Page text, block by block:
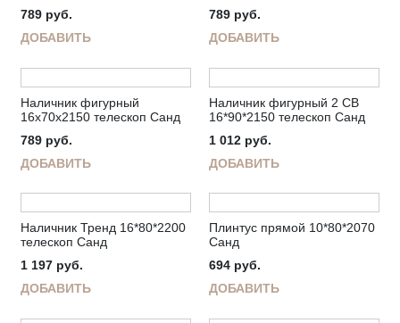
789 руб.
ДОБАВИТЬ
789 руб.
ДОБАВИТЬ
Наличник фигурный
16х70х2150 телескоп Санд
789 руб.
ДОБАВИТЬ
Наличник фигурный 2 СВ
16*90*2150 телескоп Санд
1 012 руб.
ДОБАВИТЬ
Наличник Тренд 16*80*2200
телескоп Санд
1 197 руб.
ДОБАВИТЬ
Плинтус прямой 10*80*2070
Санд
694 руб.
ДОБАВИТЬ